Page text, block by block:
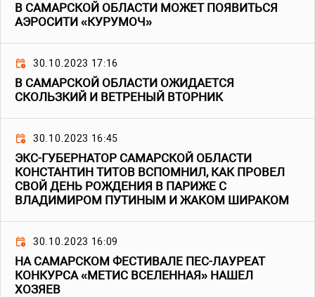
В САМАРСКОЙ ОБЛАСТИ МОЖЕТ ПОЯВИТЬСЯ
АЭРОСИТИ «КУРУМОЧ»
30.10.2023 17:16
В САМАРСКОЙ ОБЛАСТИ ОЖИДАЕТСЯ
СКОЛЬЗКИЙ И ВЕТРЕНЫЙ ВТОРНИК
30.10.2023 16:45
ЭКС-ГУБЕРНАТОР САМАРСКОЙ ОБЛАСТИ
КОНСТАНТИН ТИТОВ ВСПОМНИЛ, КАК ПРОВЕЛ
СВОЙ ДЕНЬ РОЖДЕНИЯ В ПАРИЖЕ С
ВЛАДИМИРОМ ПУТИНЫМ И ЖАКОМ ШИРАКОМ
30.10.2023 16:09
НА САМАРСКОМ ФЕСТИВАЛЕ ПЕС-ЛАУРЕАТ
КОНКУРСА «МЕТИС ВСЕЛЕННАЯ» НАШЕЛ
ХОЗЯЕВ